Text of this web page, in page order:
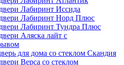
Лабиринт Иссида
Лабиринт Норд Плюс
Лабиринт Тундра Плюс
Аляска лайт с
для дома со стеклом Скандия
Верса со стеклом